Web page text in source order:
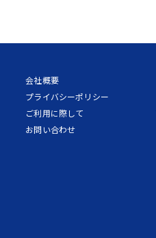
会社概要
プライバシーポリシー
ご利用に際して
お問い合わせ